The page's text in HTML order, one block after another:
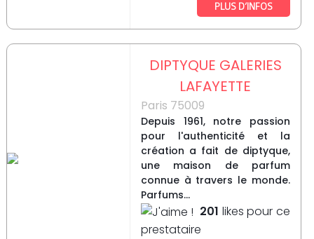
PLUS D’INFOS
DIPTYQUE GALERIES
LAFAYETTE
Paris 75009
Depuis 1961, notre passion
pour l'authenticité et la
création a fait de diptyque,
une maison de parfum
connue à travers le monde.
Parfums...
201 likes pour ce
prestataire